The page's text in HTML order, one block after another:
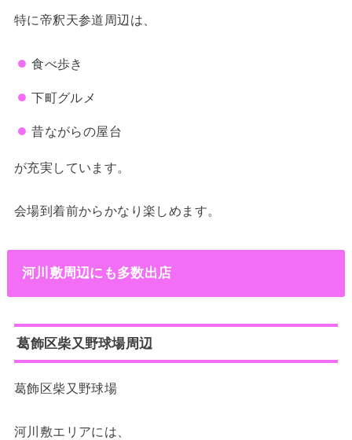
特に帝釈天参道周辺は、
食べ歩き
下町グルメ
昔ながらの屋台
が充実しています。
会場到着前からかなり楽しめます。
河川敷周辺にも多数出店
葛飾区柴又野球場周辺
葛飾区柴又野球場
河川敷エリアには、